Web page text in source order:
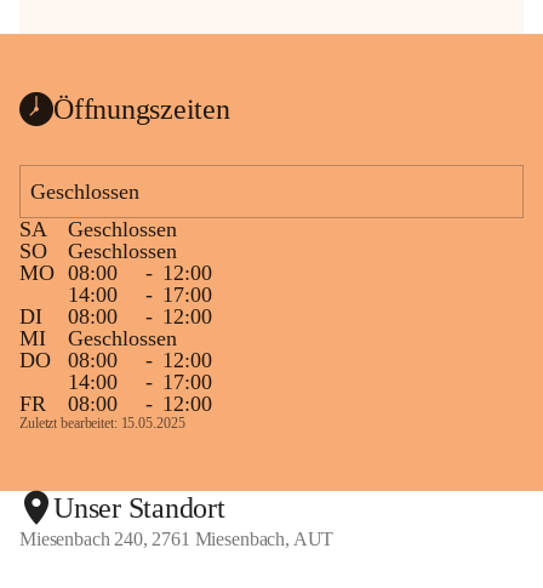
Öffnungszeiten
Geschlossen
SA
Geschlossen
SO
Geschlossen
MO 08:00 - 12:00
14:00
- 17:00
DI
08:00 - 12:00
MI
Geschlossen
DO
08:00 - 12:00
14:00
- 17:00
FR
08:00 - 12:00
Zuletzt bearbeitet: 15.05.2025
Unser Standort
Miesenbach 240, 2761 Miesenbach, AUT